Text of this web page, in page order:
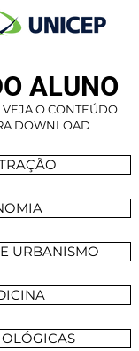
ALUNO
O CONTEÚDO
DOWNLOAD
URBANISMO